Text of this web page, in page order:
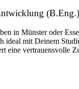
in Münster oder
mit Deinem
vertrauensvolle